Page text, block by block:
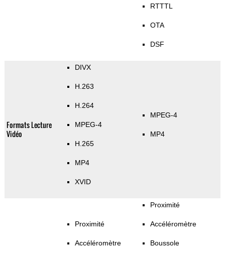
RTTTL
OTA
DSF
Formats Lecture
Vidéo
DIVX
H.263
H.264
MPEG-4
H.265
MP4
XVID
MPEG-4
MP4
Proximité
Accéléromètre
Proximité
Accéléromètre
Boussole